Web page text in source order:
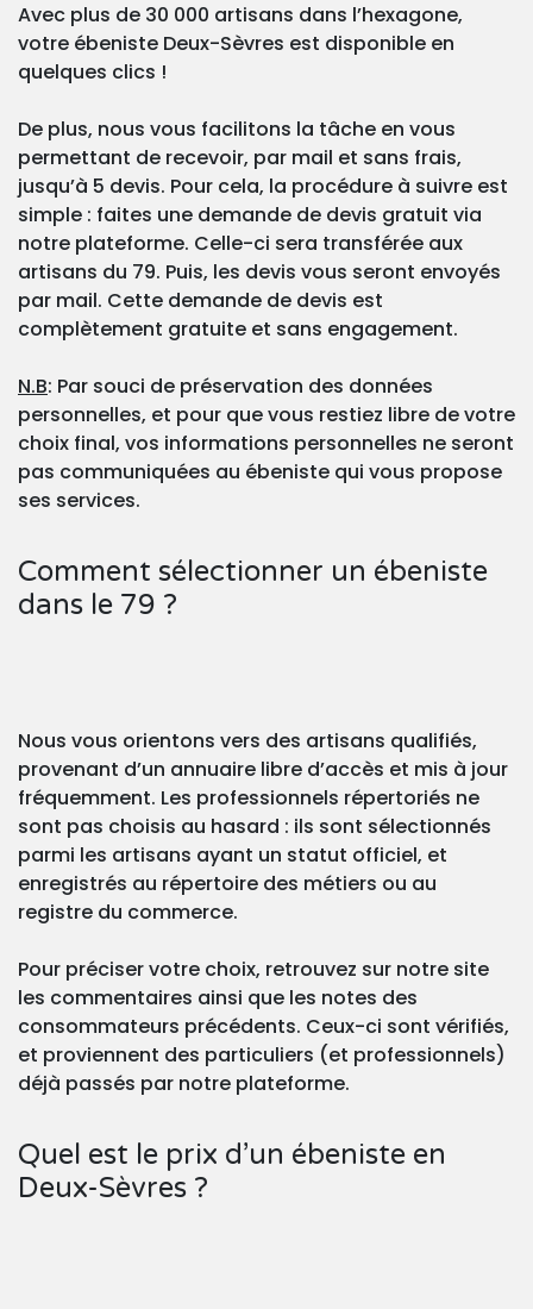
Avec plus de 30 000 artisans dans l’hexagone,
votre ébeniste Deux-Sèvres est disponible en
quelques clics !
De plus, nous vous facilitons la tâche en vous
permettant de recevoir, par mail et sans frais,
jusqu’à 5 devis. Pour cela, la procédure à suivre est
simple : faites une demande de devis gratuit via
notre plateforme. Celle-ci sera transférée aux
artisans du 79. Puis, les devis vous seront envoyés
par mail. Cette demande de devis est
complètement gratuite et sans engagement.
N.B: Par souci de préservation des données
personnelles, et pour que vous restiez libre de votre
choix final, vos informations personnelles ne seront
pas communiquées au ébeniste qui vous propose
ses services.
Comment sélectionner un ébeniste
dans le 79 ?
Nous vous orientons vers des artisans qualifiés,
provenant d’un annuaire libre d’accès et mis à jour
fréquemment. Les professionnels répertoriés ne
sont pas choisis au hasard : ils sont sélectionnés
parmi les artisans ayant un statut officiel, et
enregistrés au répertoire des métiers ou au
registre du commerce.
Pour préciser votre choix, retrouvez sur notre site
les commentaires ainsi que les notes des
consommateurs précédents. Ceux-ci sont vérifiés,
et proviennent des particuliers (et professionnels)
déjà passés par notre plateforme.
Quel est le prix d’un ébeniste en
Deux-Sèvres ?